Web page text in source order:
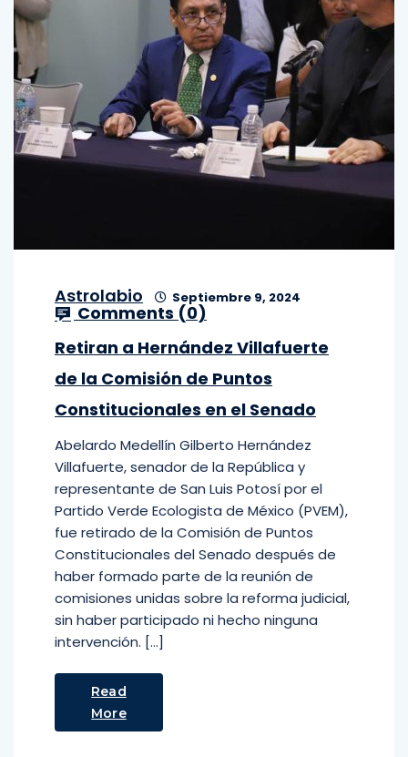
Astrolabio Septiembre 9, 2024
Comments (0)
Retiran a Hernández Villafuerte
de la Comisión de Puntos
Constitucionales en el Senado
Abelardo Medellín Gilberto Hernández
Villafuerte, senador de la República y
representante de San Luis Potosí por el
Partido Verde Ecologista de México (PVEM),
fue retirado de la Comisión de Puntos
Constitucionales del Senado después de
haber formado parte de la reunión de
comisiones unidas sobre la reforma judicial,
sin haber participado ni hecho ninguna
intervención. […]
Read
More